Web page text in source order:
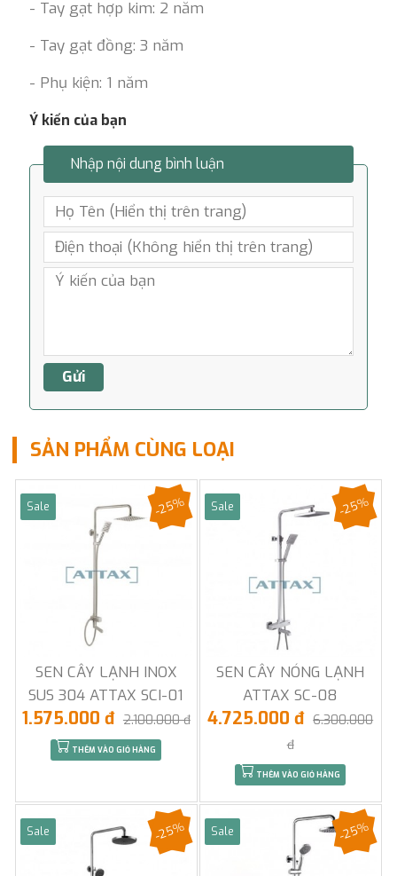
- Tay gạt hợp kim: 2 năm
- Tay gạt đồng: 3 năm
- Phụ kiện: 1 năm
Ý kiến của bạn
Nhập nội dung bình luận
SẢN PHẨM CÙNG LOẠI
Sale
SEN CÂY LẠNH INOX
SUS 304 ATTAX SCI-01
-25%
1.575.000 đ 2.100.000 đ
THÊM VÀO GIỎ HÀNG
Sale
SEN CÂY NÓNG LẠNH
ATTAX SC-08
-25%
4.725.000 đ 6.300.000
đ
THÊM VÀO GIỎ HÀNG
Sale -25% Sale -25%